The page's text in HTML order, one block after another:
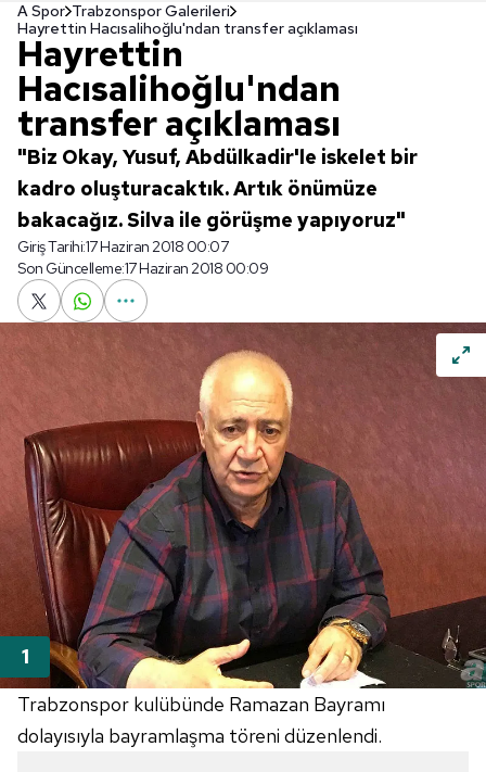
A Spor Trabzonspor Galerileri
Hayrettin Hacısalihoğlu'ndan transfer açıklaması
Hayrettin
Hacısalihoğlu'ndan
transfer açıklaması
"Biz Okay, Yusuf, Abdülkadir'le iskelet bir
kadro oluşturacaktık. Artık önümüze
bakacağız. Silva ile görüşme yapıyoruz"
Giriş Tarihi:17 Haziran 2018 00:07
Son Güncelleme:17 Haziran 2018 00:09
Trabzonspor kulübünde Ramazan Bayramı
dolayısıyla bayramlaşma töreni düzenlendi.